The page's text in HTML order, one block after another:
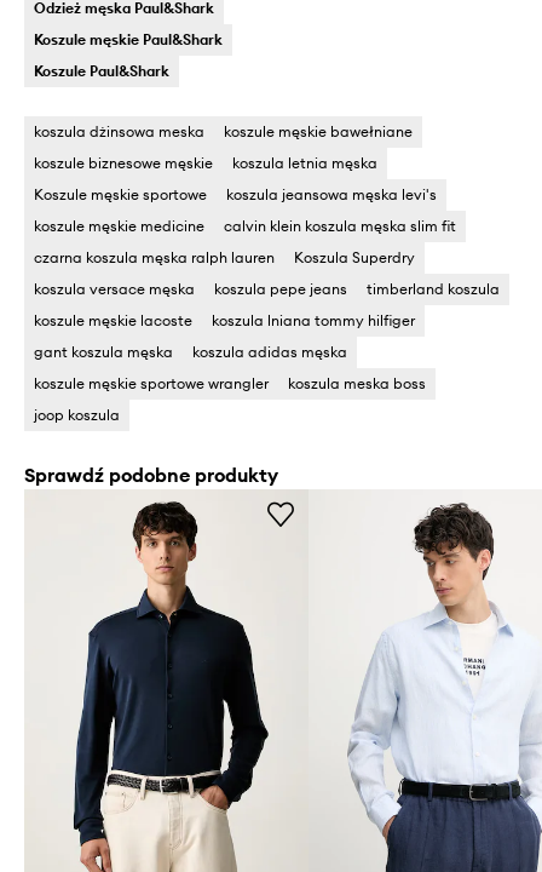
Odzież męska Paul&Shark
Koszule męskie Paul&Shark
Koszule Paul&Shark
koszula dżinsowa meska
koszule męskie bawełniane
koszule biznesowe męskie
koszula letnia męska
Koszule męskie sportowe
koszula jeansowa męska levi's
koszule męskie medicine
calvin klein koszula męska slim fit
czarna koszula męska ralph lauren
Koszula Superdry
koszula versace męska
koszula pepe jeans
timberland koszula
koszule męskie lacoste
koszula lniana tommy hilfiger
gant koszula męska
koszula adidas męska
koszule męskie sportowe wrangler
koszula meska boss
joop koszula
Sprawdź podobne produkty